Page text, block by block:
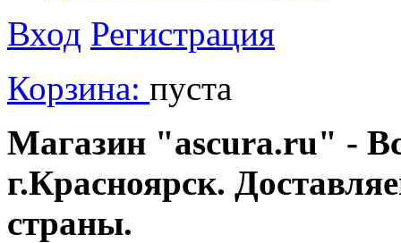
Вход Регистрация
Корзина: пуста
Магазин "ascura.ru" -
г.Красноярск.
страны.